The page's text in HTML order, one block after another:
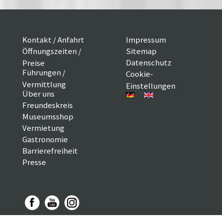
Kontakt / Anfahrt
Öffnungszeiten /
Preise
Führungen /
Vermittlung
Über uns
Freundeskreis
Museumsshop
Vermietung
Gastronomie
Barrierefreiheit
Presse
Impressum
Sitemap
Datenschutz
Cookie-
Einstellungen